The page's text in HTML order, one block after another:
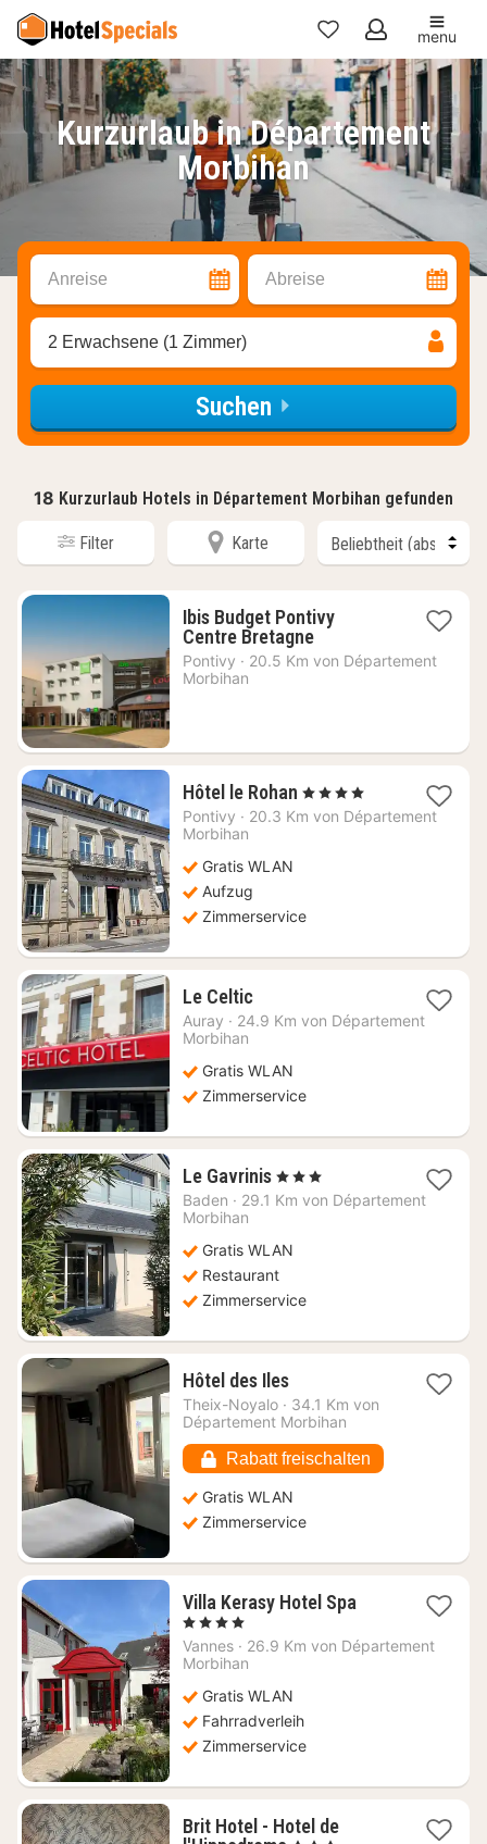
Meine
Favoriten
menu
Kurzurlaub in Département
Morbihan
Anreise Abreise
2 Erwachsene (1 Zimmer)
Suchen
18 Kurzurlaub Hotels in Département Morbihan gefunden
Filter Karte
Ibis Budget Pontivy
Centre Bretagne1
Nacht
Pontivy · 20.5 Km von Département
Morbihan
Hôtel le Rohan 1
Nacht
, 4 Sterne
Pontivy · 20.3 Km von Département
Morbihan
Gratis WLAN
Aufzug
Zimmerservice
Le Celtic1
Nacht
€
Auray · 24.9 Km von Département
Morbihan
Gratis WLAN
Zimmerservice
Le Gavrinis1
Nacht
€
, 3 Sterne
Baden · 29.1 Km von Département
Morbihan
Gratis WLAN
Restaurant
Zimmerservice
Hôtel des Iles1
Nacht
ab
€
Theix-Noyalo · 34.1 Km von
Département Morbihan
Rabatt freischalten
Gratis WLAN
Zimmerservice
Villa Kerasy Hotel Spa1
ab
151,36
, 4 Sterne
Vannes · 26.9 Km von Département
Morbihan
Gratis WLAN
Fahrradverleih
Zimmerservice
Brit Hotel - Hotel de